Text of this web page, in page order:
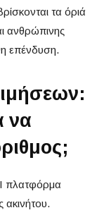
τα όριά
ανθρώπινης
επένδυση.
να
πλατφόρμα
ακινήτου.